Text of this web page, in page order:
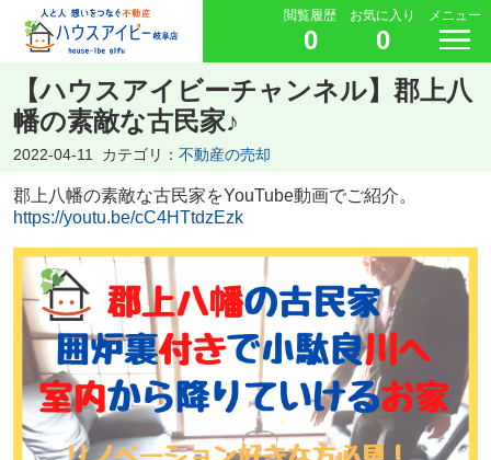
閲覧履歴
0
お気に入り
0
メニュー
【ハウスアイビーチャンネル】郡上八
幡の素敵な古民家♪
2022-04-11 カテゴリ： 不動産の売却
郡上八幡の素敵な古民家をYouTube動画でご紹介。
https://youtu.be/cC4HTtdzEzk